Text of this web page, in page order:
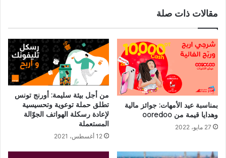
مقالات ذات صلة
بمناسبة عيد الأمهات: جوائز مالية
وهدايا قيمة من ooredoo
27 مايو، 2022
من أجل بيئة سليمة: أورنج تونس
تطلق حملة توعوية وتحسيسية
لإعادة رسكلة الهواتف الجوّالة
المستعملة
12 أغسطس، 2021